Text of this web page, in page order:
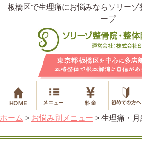
板橋区で生理痛にお悩みならソリーゾ
ープ
ホーム > お悩み別メニュー > 生理痛・月